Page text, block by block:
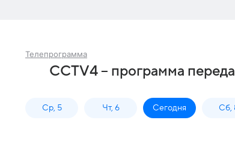
Телепрограмма
CCTV4 – программа
Ср, 5 Чт, 6 Сегодня Сб,